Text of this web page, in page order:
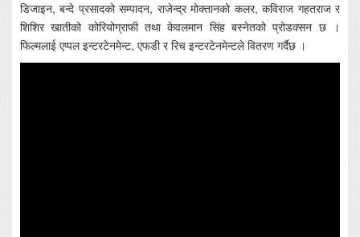
डिजाइन, बन्दे प्रसादको सम्पादन, राजेन्द्र मोक्तानको कलर, कविराज गहतराज र
शिशिर खातीको कोरियोग्राफी तथा केवलमान सिंह बस्नेतको प्रोडक्सन छ ।
फिल्मलाई एप्पल इन्टरटेनमेन्ट, एफडी र रिच इन्टरटेनमेन्टले वितरण गर्दैछ ।